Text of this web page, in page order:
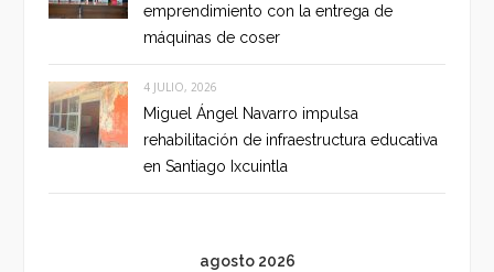
emprendimiento con la entrega de
máquinas de coser
4 JULIO, 2026
Miguel Ángel Navarro impulsa
rehabilitación de infraestructura educativa
en Santiago Ixcuintla
agosto 2026